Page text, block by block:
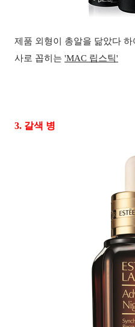
제품 외형이 총알을 닮았다 하
사로 꼽히는 'MAC 립스틱'
3. 갈색 병